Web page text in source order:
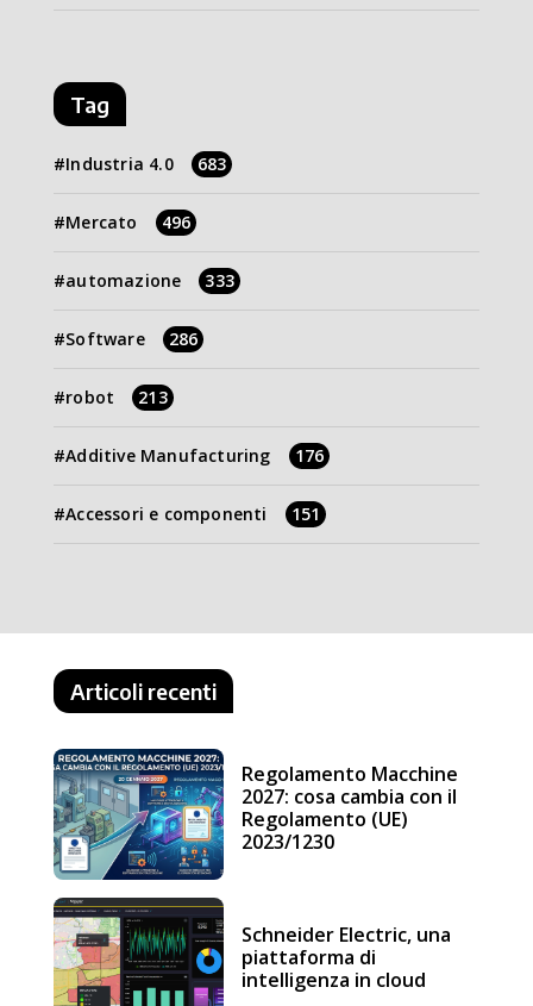
Tag
Industria 4.0 683
Mercato 496
automazione 333
Software 286
robot 213
Additive Manufacturing 176
Accessori e componenti 151
Articoli recenti
Regolamento Macchine
2027: cosa cambia con il
Regolamento (UE)
2023/1230
Schneider Electric, una
piattaforma di
intelligenza in cloud